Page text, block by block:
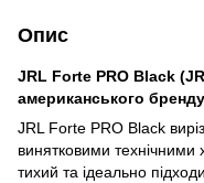
Опис
JRL Forte PRO Black
американського бренду
JRL Forte PRO Black
винятковими
тихий та ідеально